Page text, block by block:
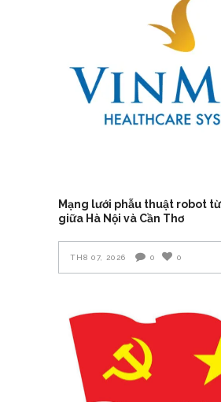
Mạng lưới phẫu thuật robot
giữa Hà Nội và Cần Thơ
TH8 07, 2026 0 0